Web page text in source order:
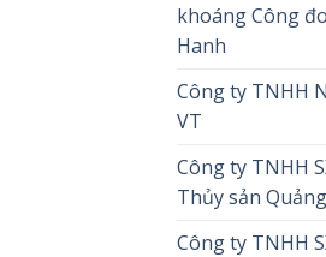
khoáng Công
Hanh
Công ty TNHH
VT
Công ty TNHH
Thủy sản
Công ty TNHH